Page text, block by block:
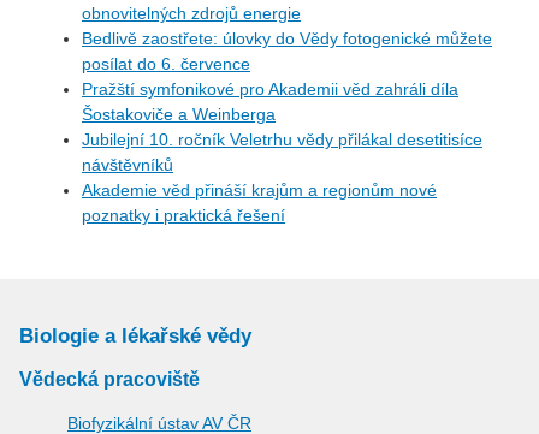
obnovitelných zdrojů energie
Bedlivě zaostřete: úlovky do Vědy fotogenické můžete
posílat do 6. července
Pražští symfonikové pro Akademii věd zahráli díla
Šostakoviče a Weinberga
Jubilejní 10. ročník Veletrhu vědy přilákal desetitisíce
návštěvníků
Akademie věd přináší krajům a regionům nové
poznatky i praktická řešení
Biologie a lékařské vědy
Vědecká pracoviště
Biofyzikální ústav AV ČR